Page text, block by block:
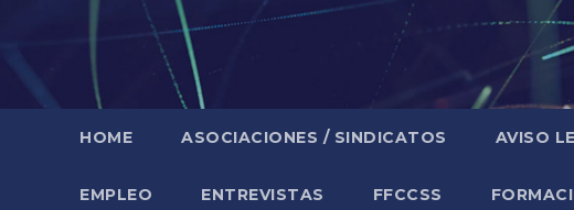
HOME ASOCIACIONES / SINDICATOS AVISO
EMPLEO ENTREVISTAS FFCCSS